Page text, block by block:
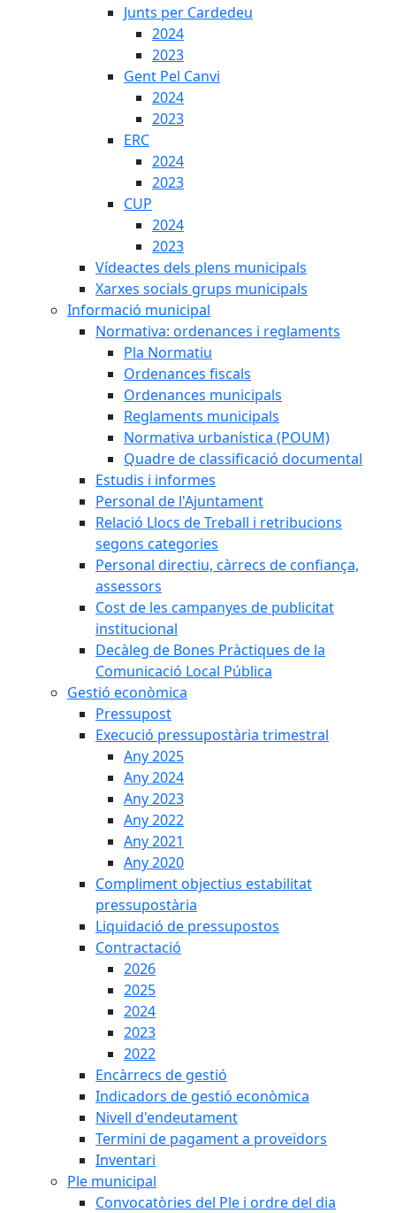
Junts per Cardedeu
2024
2023
Gent Pel Canvi
2024
2023
ERC
2024
2023
CUP
2024
2023
Vídeactes dels plens municipals
Xarxes socials grups municipals
Informació municipal
Normativa: ordenances i reglaments
Pla Normatiu
Ordenances fiscals
Ordenances municipals
Reglaments municipals
Normativa urbanística (POUM)
Quadre de classificació documental
Estudis i informes
Personal de l'Ajuntament
Relació Llocs de Treball i retribucions
segons categories
Personal directiu, càrrecs de confiança,
assessors
Cost de les campanyes de publicitat
institucional
Decàleg de Bones Pràctiques de la
Comunicació Local Pública
Gestió econòmica
Pressupost
Execució pressupostària trimestral
Any 2025
Any 2024
Any 2023
Any 2022
Any 2021
Any 2020
Compliment objectius estabilitat
pressupostària
Liquidació de pressupostos
Contractació
2026
2025
2024
2023
2022
Encàrrecs de gestió
Indicadors de gestió econòmica
Nivell d'endeutament
Termini de pagament a proveïdors
Inventari
Ple municipal
Convocatòries del Ple i ordre del dia